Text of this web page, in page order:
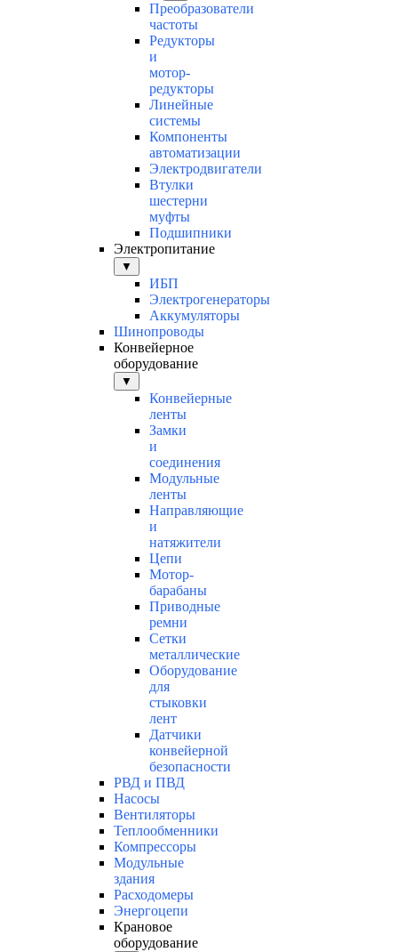
Преобразователи
частоты
Редукторы
и
мотор-
редукторы
Линейные
системы
Компоненты
автоматизации
Электродвигатели
Втулки
шестерни
муфты
Подшипники
Электропитание
▼
ИБП
Электрогенераторы
Аккумуляторы
Шинопроводы
Конвейерное
оборудование
▼
Конвейерные
ленты
Замки
и
соединения
Модульные
ленты
Направляющие
и
натяжители
Цепи
Мотор-
барабаны
Приводные
ремни
Сетки
металлические
Оборудование
для
стыковки
лент
Датчики
конвейерной
безопасности
РВД и ПВД
Насосы
Вентиляторы
Теплообменники
Компрессоры
Модульные
здания
Расходомеры
Энергоцепи
Крановое
оборудование